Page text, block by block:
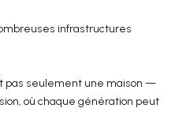
infrastructures
pas seulement une maison —
où chaque génération peut